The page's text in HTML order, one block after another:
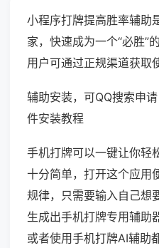
小程序打牌提高胜率辅助
家，快速成为一个“必胜”
用户可通过正规渠道获取
辅助安装，可QQ搜索申
件安装教程
手机打牌可以一键让你轻
十分简单，打开这个应用
规律，只需要输入自己想
生成出手机打牌专用辅助
或者使用手机打牌AI辅助